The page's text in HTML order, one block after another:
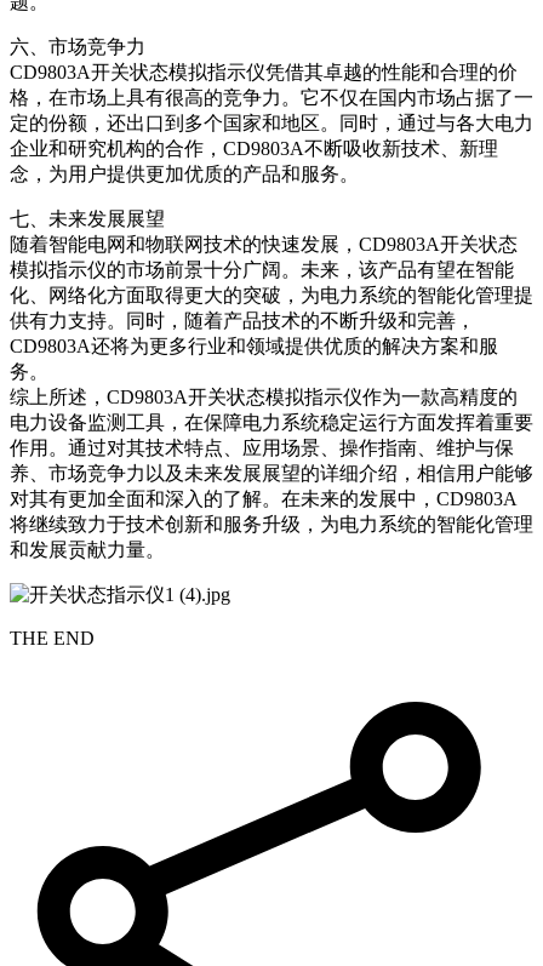
六、市场竞争力
CD9803A开关状态模拟指示仪凭借其卓越的性能和合理的价
格，在市场上具有很高的竞争力。它不仅在国内市场占据了一
定的份额，还出口到多个国家和地区。同时，通过与各大电力
企业和研究机构的合作，CD9803A不断吸收新技术、新理
念，为用户提供更加优质的产品和服务。
七、未来发展展望
随着智能电网和物联网技术的快速发展，CD9803A开关状态
模拟指示仪的市场前景十分广阔。未来，该产品有望在智能
化、网络化方面取得更大的突破，为电力系统的智能化管理提
供有力支持。同时，随着产品技术的不断升级和完善，
CD9803A还将为更多行业和领域提供优质的解决方案和服
务。
综上所述，CD9803A开关状态模拟指示仪作为一款高精度的
电力设备监测工具，在保障电力系统稳定运行方面发挥着重要
作用。通过对其技术特点、应用场景、操作指南、维护与保
养、市场竞争力以及未来发展展望的详细介绍，相信用户能够
对其有更加全面和深入的了解。在未来的发展中，CD9803A
将继续致力于技术创新和服务升级，为电力系统的智能化管理
和发展贡献力量。
THE END